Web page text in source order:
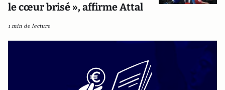
le cœur brisé », affirme Attal
1 min de lecture